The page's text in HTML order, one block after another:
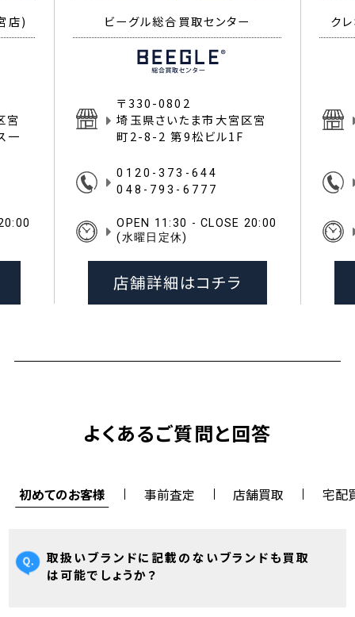
店)
宮
一
ビーグル総合買取センター
〒330-0802
埼玉県さいたま市大宮区宮
町2-8-2 第9松ビル1F
0120-373-644
048-793-6777
OPEN 11:30 - CLOSE 20:00
(水曜日定休)
店舗詳細はコチラ
ク
よくあるご質問と回答
初めてのお客様 事前査定 店舗買取 宅配
取扱いブランドに記載のないブランドも買取
は可能でしょうか？